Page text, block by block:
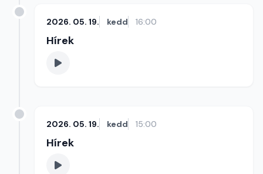
2026. 05. 19. kedd 16:00
Hírek
2026. 05. 19. kedd 15:00
Hírek